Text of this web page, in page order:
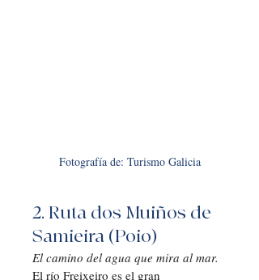
Fotografía de: Turismo Galicia
2. Ruta dos Muiños de
Samieira (Poio)
El camino del agua que mira al mar.
El río Freixeiro es el gran